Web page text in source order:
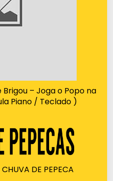
– Joga o Popo na
Piano / Teclado )
DE PEPECA